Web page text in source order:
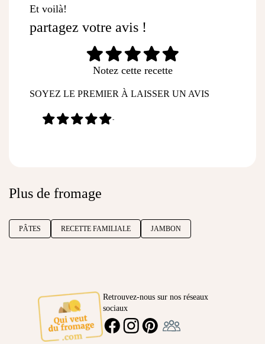
Et voilà!
partagez votre avis !
Notez cette recette
SOYEZ LE PREMIER À LAISSER UN AVIS
-
Plus de fromage
PÂTES RECETTE FAMILIALE JAMBON
Retrouvez-nous sur nos réseaux
sociaux
FACEBOOKINSTAGRAMPINTEREST